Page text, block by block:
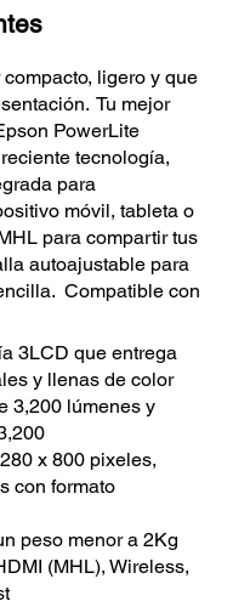
ligero y que
Tu mejor
PowerLite
tecnología,
para
móvil, tableta o
para compartir tus
autoajustable para
Compatible con
3LCD que entrega
y llenas de color
3,200 lúmenes y
x 800 pixeles,
con formato
peso menor a 2Kg
(MHL), Wireless,